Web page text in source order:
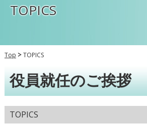
TOPICS
Top TOPICS
役員就任のご挨拶
TOPICS